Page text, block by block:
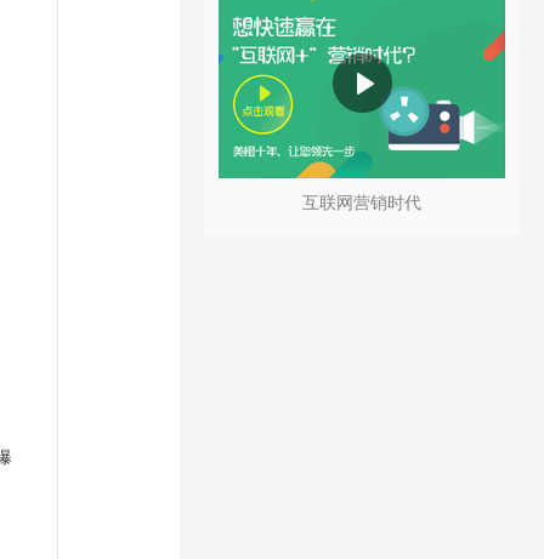
互联网营销时代